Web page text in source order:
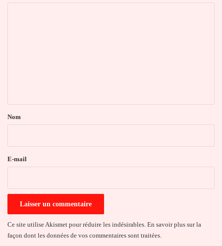
a
e
Nom
E-mail
Ce site utilise Akismet pour réduire les indésirables. En savoir plus sur la
façon dont les données de vos commentaires sont traitées.